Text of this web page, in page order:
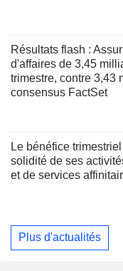
Résultats flash :
d'affaires de 3,45
trimestre, contre 3,43
consensus FactSet
Le bénéfice
solidité de ses
et de services
Plus d'actualités